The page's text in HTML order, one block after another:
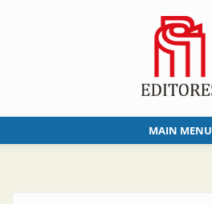
MAIN MENU